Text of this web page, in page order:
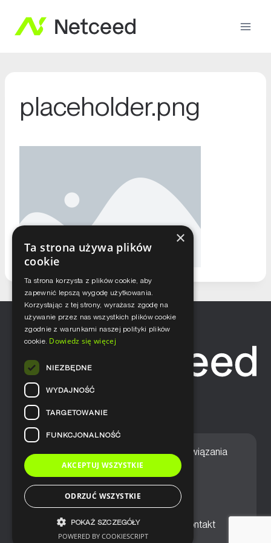
placeholder.png
Home Nasze podejście Rozwiązania
Usługi Aktualności
Ogólne warunki sprzedaży Kontakt
×
Ta strona używa plików
cookie
Ta strona korzysta z plików cookie, aby
zapewnić lepszą wygodę użytkowania.
Korzystając z tej strony, wyrażasz zgodę na
używanie przez nas wszystkich plików cookie
zgodnie z warunkami naszej polityki plików
cookie. Dowiedz się więcej
NIEZBĘDNE
WYDAJNOŚĆ
TARGETOWANIE
FUNKCJONALNOŚĆ
AKCEPTUJ WSZYSTKIE
ODRZUĆ WSZYSTKIE
POKAŻ SZCZEGÓŁY
POWERED BY COOKIESCRIPT